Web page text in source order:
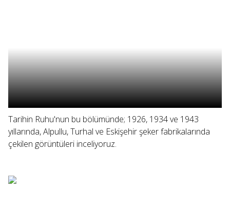
Tarihin Ruhu'nun bu bölümünde; 1926, 1934 ve 1943
yıllarında, Alpullu, Turhal ve Eskişehir şeker fabrikalarında
çekilen görüntüleri inceliyoruz.